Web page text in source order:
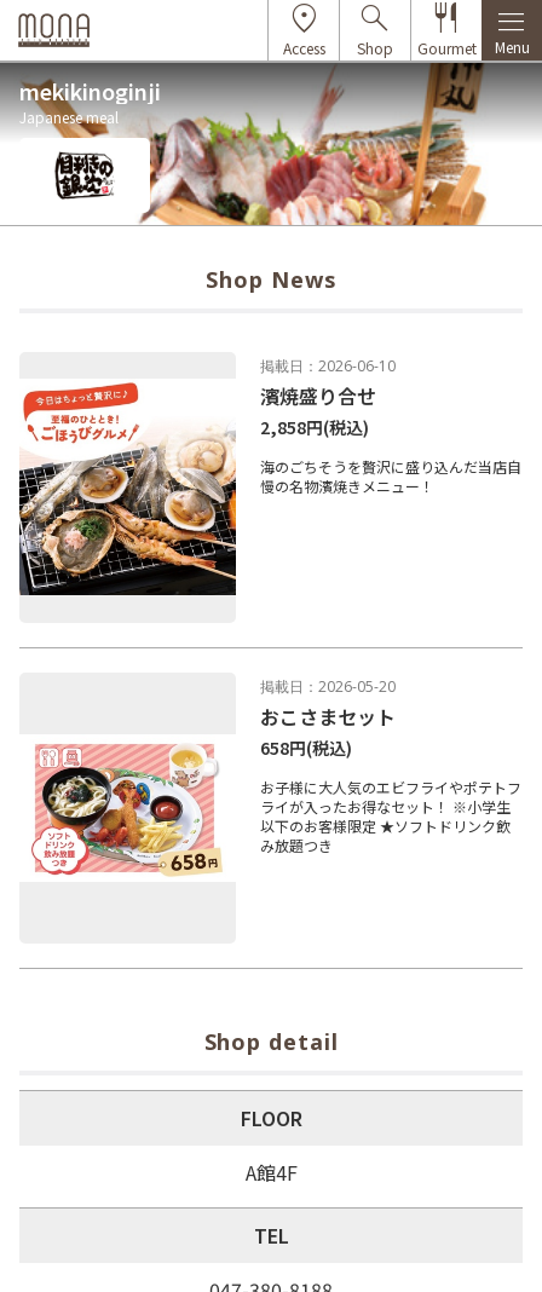
Access Shop Gourmet Menu
mekikinoginji
Japanese meal
Shop News
掲載日：2026-06-10
濱焼盛り合せ
2,858円(税込)
海のごちそうを贅沢に盛り込んだ当店自
慢の名物濱焼きメニュー！
掲載日：2026-05-20
おこさまセット
658円(税込)
お子様に大人気のエビフライやポテトフ
ライが入ったお得なセット！ ※小学生
以下のお客様限定 ★ソフトドリンク飲
み放題つき
Shop detail
FLOOR
A館4F
TEL